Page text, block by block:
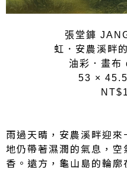
張堂龲
虹．安農溪畔
油彩．畫
53 × 45.5
雨過天晴，安農溪畔迎
地仍帶著濕潤的氣息，空
香。遠方，龜山島的輪